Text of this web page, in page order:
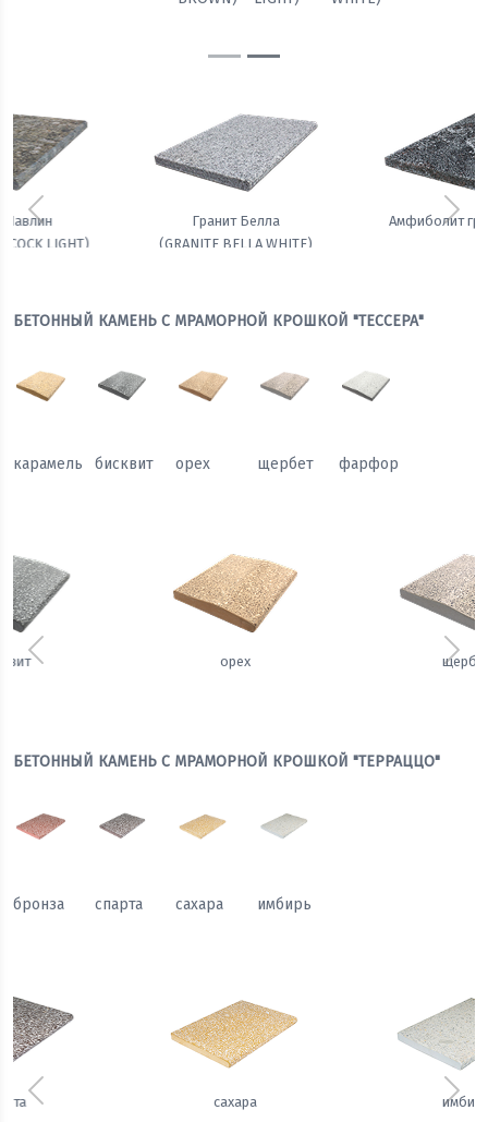
(GRANITE BELLA WHITE)
Амфиболит гранатовый
Предыдущий
БЕТОННЫЙ КАМЕНЬ С МРАМОРНОЙ КРОШКОЙ "ТЕССЕРА"
карамель бисквит орех щербет фарфор
Предыдущий
БЕТОННЫЙ КАМЕНЬ С МРАМОРНОЙ КРОШКОЙ "ТЕРРАЦЦО"
бронза спарта сахара имбирь
Предыдущий